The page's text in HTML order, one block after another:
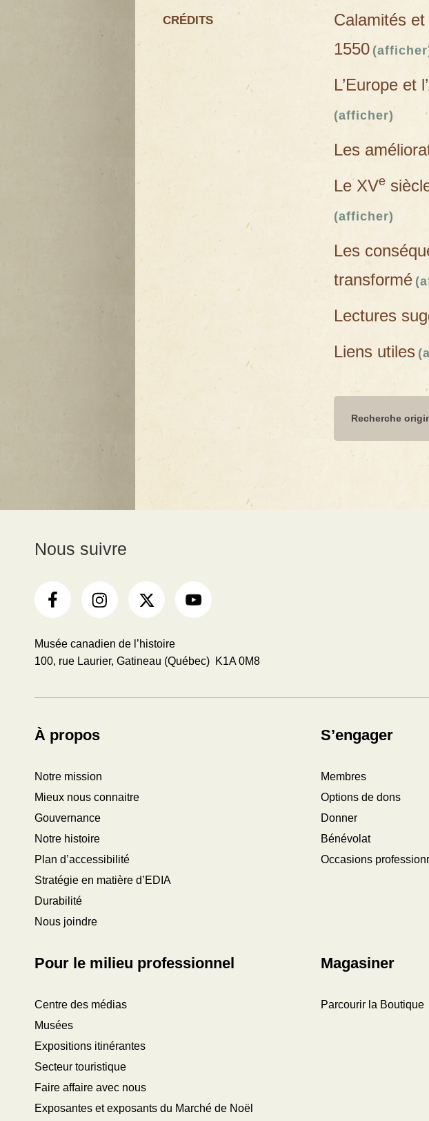
CRÉDITS
Calamités
1550
L’Europe et
(afficher)
Les
Le XVe
(afficher)
Les
transformé
Lectures
Liens utiles
Recherche
Nous suivre
Musée canadien de l’histoire
100, rue Laurier, Gatineau (Québec) K1A 0M8
À propos
Notre mission
Mieux nous connaitre
Gouvernance
Notre histoire
Plan d’accessibilité
Stratégie en matière d’EDIA
Durabilité
Nous joindre
S’engager
Membres
Options de dons
Donner
Bénévolat
Occasions
Pour le milieu professionnel
Centre des médias
Musées
Expositions itinérantes
Secteur touristique
Faire affaire avec nous
Exposantes et exposants du Marché de Noël
Magasiner
Parcourir la Boutique